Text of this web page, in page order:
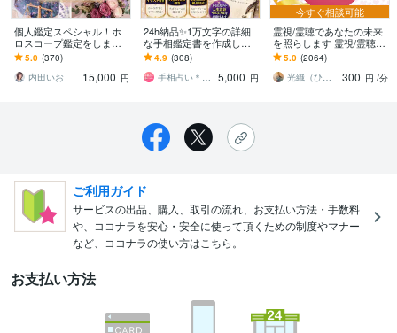
個人鑑定スペシャル！ホ
ロスコープ鑑定をします
あなたの星を輝かせるス
ペシャル鑑定【運気付
き】
5.0 (370)
内田いお
15,000 円
24h納品✨1万文字の詳細
な手相鑑定書を作成しま
す あなたの手相から未来
を予測し、人生好転のア
ドバイスをお届け✨
4.9 (308)
手相占い＊Labo
5,000 円
今すぐ相談可能
霊視/霊聴であなたの未来
を照らします 霊視/霊聴鑑
定で希望溢れる明るい未
来へ
5.0 (2064)
光織（ひかり）
300 円 /分
ご利用ガイド
サービスの出品、購入、取引の流れ、お支払い方法・手数料
や、ココナラを安心・安全に使って頂くための制度やマナー
など、ココナラの使い方はこちら。
お支払い方法